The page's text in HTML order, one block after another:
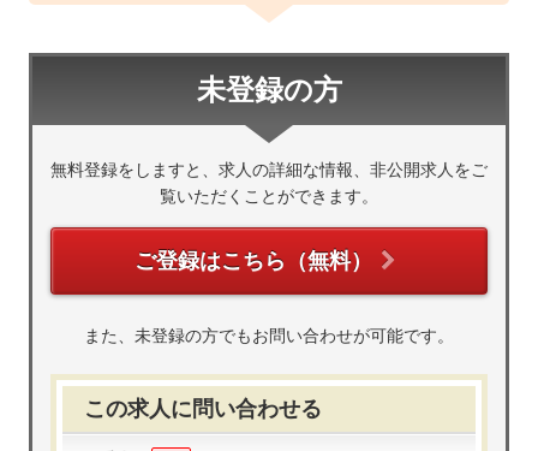
未登録の方
無料登録をしますと、求人の詳細な情報、非公開求人をご
覧いただくことができます。
ご登録はこちら（無料）
また、未登録の方でもお問い合わせが可能です。
この求人に問い合わせる